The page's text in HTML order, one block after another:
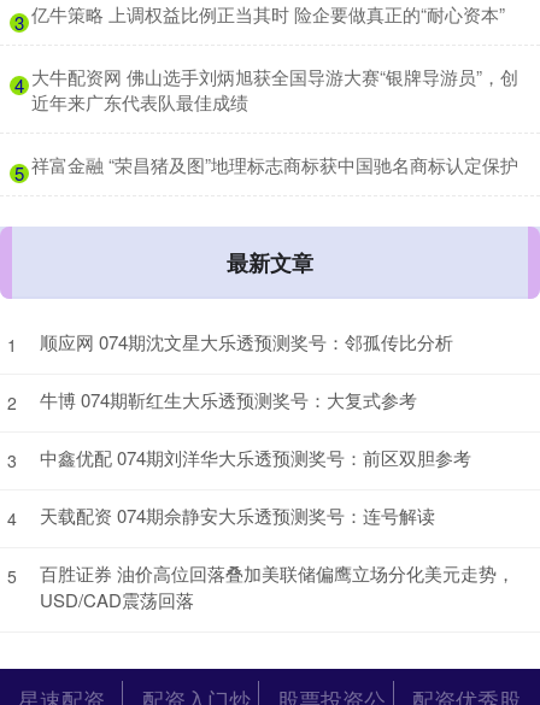
3 ​亿牛策略 上调权益比例正当其时 险企要做真正的“耐心资本”
4 ​大牛配资网 佛山选手刘炳旭获全国导游大赛“银牌导游员”，创
近年来广东代表队最佳成绩
5 ​祥富金融 “荣昌猪及图”地理标志商标获中国驰名商标认定保护
最新文章
1 顺应网 074期沈文星大乐透预测奖号：邻孤传比分析
2 牛博 074期靳红生大乐透预测奖号：大复式参考
3 中鑫优配 074期刘洋华大乐透预测奖号：前区双胆参考
4 天载配资 074期佘静安大乐透预测奖号：连号解读
5
百胜证券 油价高位回落叠加美联储偏鹰立场分化美元走势，
USD/CAD震荡回落